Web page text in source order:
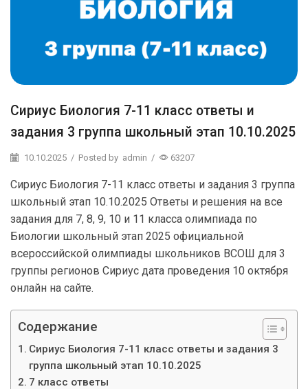
Сириус Биология 7-11 класс ответы и
задания 3 группа школьный этап 10.10.2025
10.10.2025 / Posted by admin / 63207
Сириус Биология 7-11 класс ответы и задания 3 группа
школьный этап 10.10.2025 Ответы и решения на все
задания для 7, 8, 9, 10 и 11 класса олимпиада по
Биологии школьный этап 2025 официальной
всероссийской олимпиады школьников ВСОШ для 3
группы регионов Сириус дата проведения 10 октября
онлайн на сайте.
Содержание
Сириус Биология 7-11 класс ответы и задания 3
группа школьный этап 10.10.2025
7 класс ответы